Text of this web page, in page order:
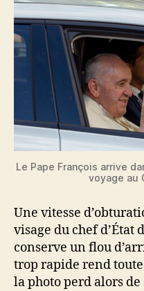
Le Pape François arrive
voyage au
Une vitesse
visage du chef d’État
conserve un flou
trop rapide rend
la photo perd alors